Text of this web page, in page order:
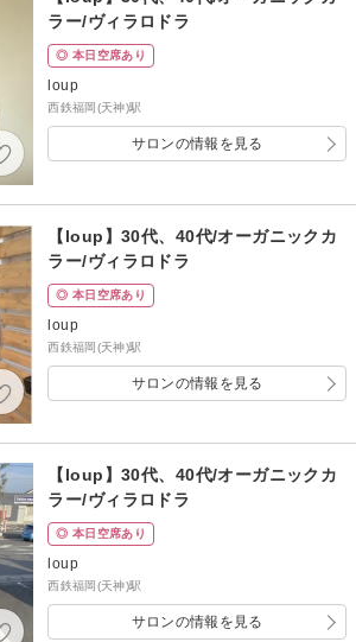
ラー/ヴィラロドラ
◎ 本日空席あり
loup
西鉄福岡(天神)駅
サロンの情報を見る
【loup】30代、40代/オーガニックカ
ラー/ヴィラロドラ
◎ 本日空席あり
loup
西鉄福岡(天神)駅
サロンの情報を見る
【loup】30代、40代/オーガニックカ
ラー/ヴィラロドラ
◎ 本日空席あり
loup
西鉄福岡(天神)駅
サロンの情報を見る